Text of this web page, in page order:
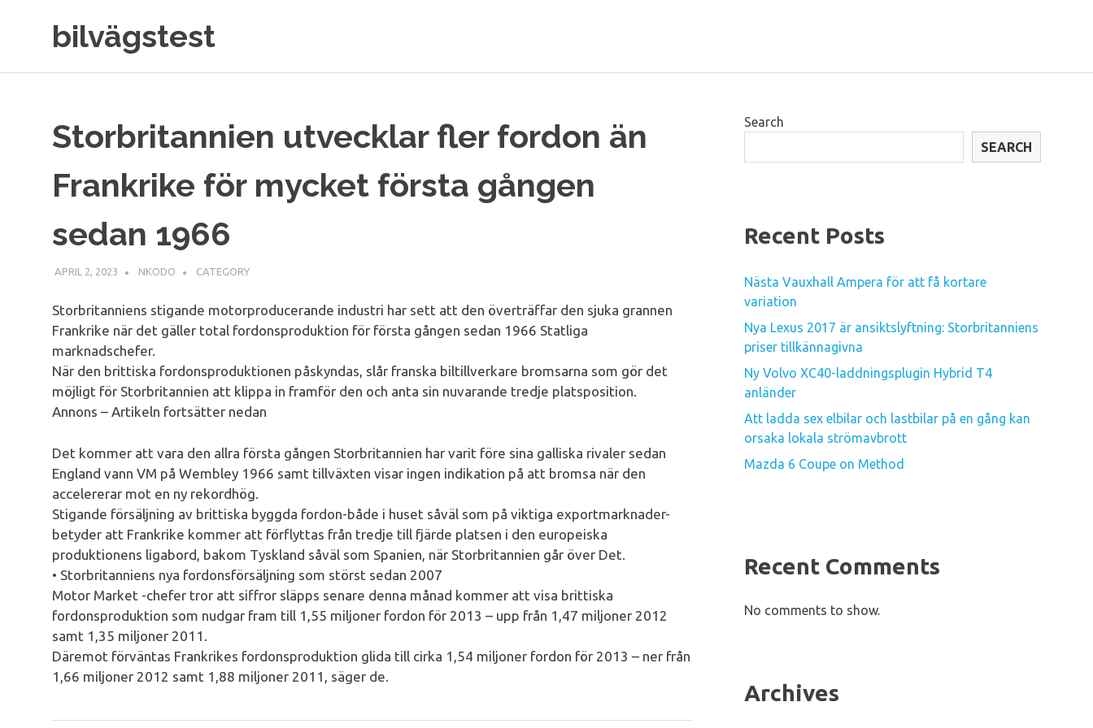
bilvägstest
Storbritannien utvecklar fler fordon än
Frankrike för mycket första gången
sedan 1966
APRIL 2, 2023 NKODO CATEGORY
Storbritanniens stigande motorproducerande industri har sett att den överträffar den sjuka grannen
Frankrike när det gäller total fordonsproduktion för första gången sedan 1966 Statliga
marknadschefer.
När den brittiska fordonsproduktionen påskyndas, slår franska biltillverkare bromsarna som gör det
möjligt för Storbritannien att klippa in framför den och anta sin nuvarande tredje platsposition.
Annons – Artikeln fortsätter nedan
Det kommer att vara den allra första gången Storbritannien har varit före sina galliska rivaler sedan
England vann VM på Wembley 1966 samt tillväxten visar ingen indikation på att bromsa när den
accelererar mot en ny rekordhög.
Stigande försäljning av brittiska byggda fordon-både i huset såväl som på viktiga exportmarknader-
betyder att Frankrike kommer att förflyttas från tredje till fjärde platsen i den europeiska
produktionens ligabord, bakom Tyskland såväl som Spanien, när Storbritannien går över Det.
• Storbritanniens nya fordonsförsäljning som störst sedan 2007
Motor Market -chefer tror att siffror släpps senare denna månad kommer att visa brittiska
fordonsproduktion som nudgar fram till 1,55 miljoner fordon för 2013 – upp från 1,47 miljoner 2012
samt 1,35 miljoner 2011.
Däremot förväntas Frankrikes fordonsproduktion glida till cirka 1,54 miljoner fordon för 2013 – ner från
1,66 miljoner 2012 samt 1,88 miljoner 2011, säger de.
Search
SEARCH
Recent Posts
Nästa Vauxhall Ampera för att få kortare
variation
Nya Lexus 2017 är ansiktslyftning: Storbritanniens
priser tillkännagivna
Ny Volvo XC40-laddningsplugin Hybrid T4
anländer
Att ladda sex elbilar och lastbilar på en gång kan
orsaka lokala strömavbrott
Mazda 6 Coupe on Method
Recent Comments
No comments to show.
Archives